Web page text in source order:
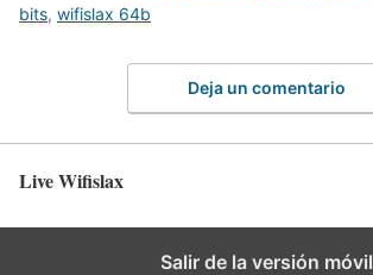
bits, wifislax 64b
Deja un comentario
Live Wifislax
Salir de la versión móvil